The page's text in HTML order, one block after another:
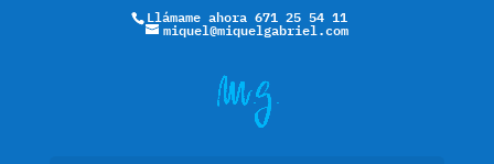
Llámame ahora 671 25 54 11
miquel@miquelgabriel.com